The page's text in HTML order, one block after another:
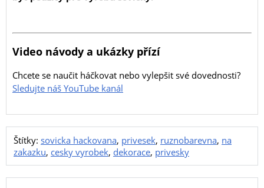
Video návody a ukázky přízí
Chcete se naučit háčkovat nebo vylepšit své dovednosti?
Sledujte náš YouTube kanál
Štítky: sovicka hackovana, privesek, ruznobarevna, na
zakazku, cesky vyrobek, dekorace, privesky